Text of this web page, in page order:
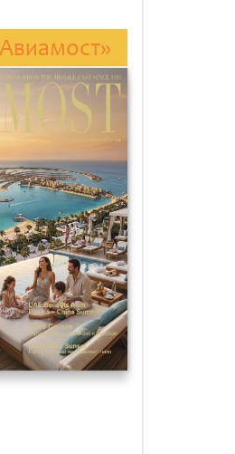
одержав
победу со
счетом 1:0